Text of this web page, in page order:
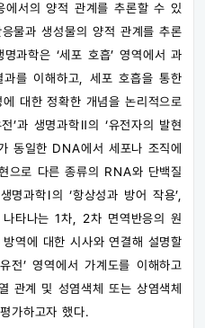
서의 양적 관계를 추론할 수 있
물과 생성물의 양적 관계를 추론
과학은 ‘세포 호흡’ 영역에서 과
를 이해하고, 세포 호흡을 통한
대한 정확한 개념을 논리적으로
’과 생명과학Ⅱ의 ‘유전자의 발현
동일한 DNA에서 세포나 조직에
으로 다른 종류의 RNA와 단백질
과학Ⅰ의 ‘항상성과 방어 작용’,
나타나는 1차, 2차 면역반응의 원
역에 대한 시사와 연결해 설명할
전’ 영역에서 가계도를 이해하고
관계 및 성염색체 또는 상염색체
가하고자 했다.